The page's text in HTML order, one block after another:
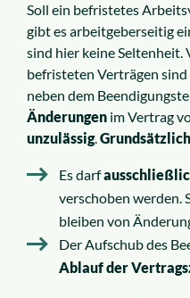
Soll ein befristetes
gibt es arbeitgeberseitig
sind hier keine Seltenheit.
befristeten Verträgen
neben dem
Änderungen im Vertrag
unzulässig.
Es darf
verschoben werden.
bleiben von
Der Aufschub des
Ablauf der